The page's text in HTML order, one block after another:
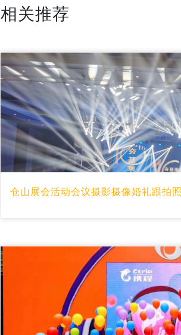
相关推荐
仓山展会活动会议摄影摄像婚礼跟拍